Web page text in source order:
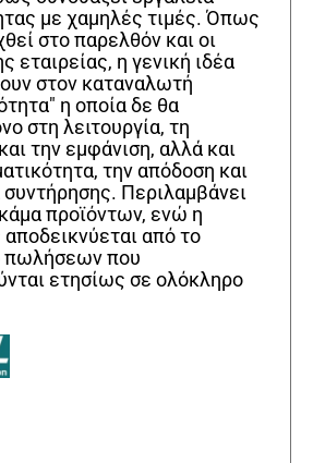
με χαμηλές τιμές. Όπως
στο παρελθόν και οι
εταιρείας, η γενική ιδέα
στον καταναλωτή
η οποία δε θα
στη λειτουργία, τη
την εμφάνιση, αλλά και
την απόδοση και
Περιλαμβάνει
προϊόντων, ενώ η
αποδεικνύεται από το
πωλήσεων που
ετησίως σε ολόκληρο